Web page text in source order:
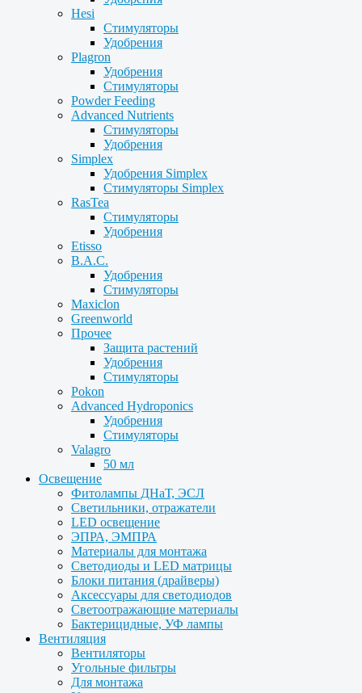
Hesi
Стимуляторы
Удобрения
Plagron
Удобрения
Стимуляторы
Powder Feeding
Advanced Nutrients
Стимуляторы
Удобрения
Simplex
Удобрения Simplex
Стимуляторы Simplex
RasTea
Стимуляторы
Удобрения
Etisso
B.A.C.
Удобрения
Стимуляторы
Maxiclon
Greenworld
Прочее
Защита растений
Удобрения
Стимуляторы
Pokon
Advanced Hydroponics
Удобрения
Стимуляторы
Valagro
50 мл
Освещение
Фитолампы ДНаТ, ЭСЛ
Светильники, отражатели
LED освещение
ЭПРА, ЭМПРА
Материалы для монтажа
Светодиоды и LED матрицы
Блоки питания (драйверы)
Аксессуары для светодиодов
Светоотражающие материалы
Бактерицидные, УФ лампы
Вентиляция
Вентиляторы
Угольные фильтры
Для монтажа